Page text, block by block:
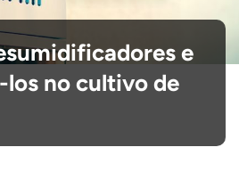
e
no cultivo de